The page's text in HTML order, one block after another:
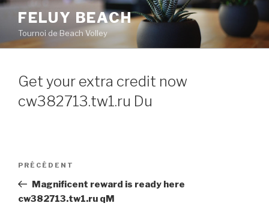
Aller
contenu
principal
FELUY BEACH
Tournoi de Beach Volley
Get your extra credit now
cw382713.tw1.ru Du
Navigation
l’article
Article
précédent
PRÉCÉDENT
Magnificent reward is ready here
cw382713.tw1.ru qM